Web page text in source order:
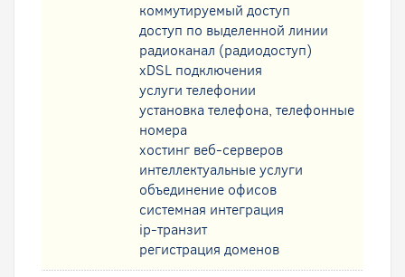
коммутируемый доступ
доступ по выделенной линии
радиоканал (радиодоступ)
xDSL подключения
услуги телефонии
установка телефона, телефонные
номера
хостинг веб-серверов
интеллектуальные услуги
oбъединение офисов
системная интеграция
ip-транзит
регистрация доменов